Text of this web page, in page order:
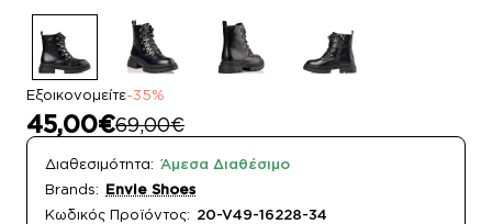
Εξοικονομείτε-35%
45,00€69,00€
Διαθεσιμότητα: Άμεσα Διαθέσιμο
Brands: Envie Shoes
Κωδικός Προϊόντος: 20-V49-16228-34